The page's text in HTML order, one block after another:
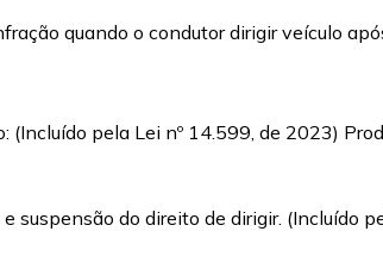
quando o condutor dirigir veículo
pela Lei nº 14.599, de 2023)
suspensão do direito de dirigir. (Incluído